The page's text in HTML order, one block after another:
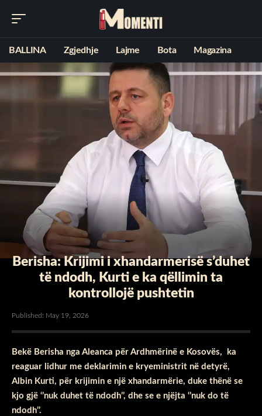
BALLINA Zgjedhje Lajme Bota Magazina
Berisha: Krijimi i xhandarmerisë s’duhet
të ndodh, Kurti e ka qëllimin ta
kontrollojë pushtetin
Published: May 19, 2026
Bekë Berisha nga Aleanca për Ardhmërinë e Kosovës, ka
reaguar lidhur me deklarimin e kryeministrit në detyrë,
Albin Kurti, për krijimin e një xhandarmërie, duke thënë se
kjo gjë ‘’nuk duhet të ndodh’’, dhe se e njëjta ‘’nuk do të
ndodh’’.